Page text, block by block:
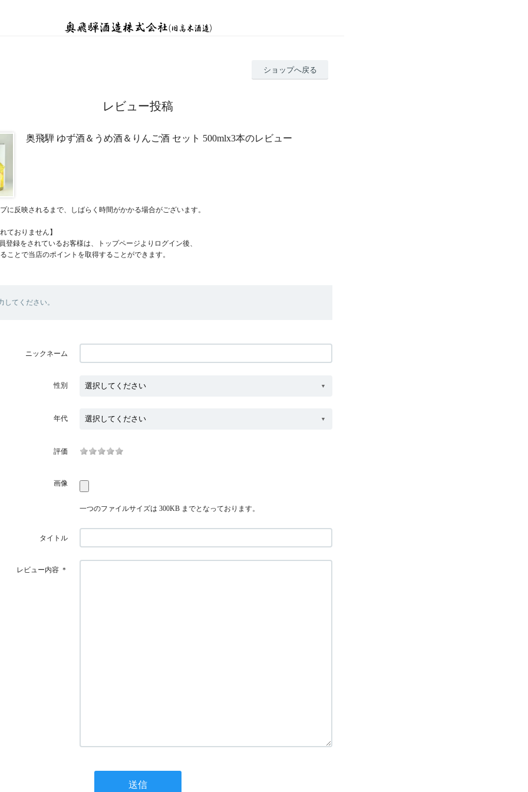
ショップへ戻る
レビュー投稿
奥飛騨 ゆず酒＆うめ酒＆りんご酒 セット 500mlx3本のレビュー
に反映されるまで、しばらく時間がかかる場合がございます。
ておりません】
登録をされているお客様は、トップページよりログイン後、
ことで当店のポイントを取得することができます。
してください。
ニックネーム
性別
年代
評価
画像
一つのファイルサイズは 300KB までとなっております。
タイトル
レビュー内容 ＊